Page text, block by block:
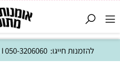
להזמנות חייגו: I050-3206060